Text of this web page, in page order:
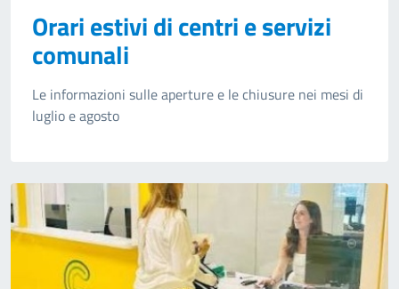
Orari estivi di centri e servizi
comunali
Le informazioni sulle aperture e le chiusure nei mesi di
luglio e agosto